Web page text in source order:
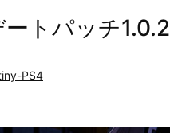
トパッチ1.0.2
PS4